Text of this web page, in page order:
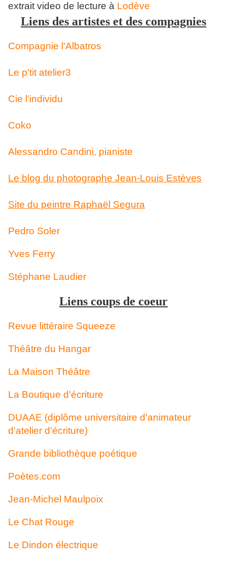
extrait video de lecture à Lodève
Liens des artistes et des compagnies
Compagnie l'Albatros
Le p'tit atelier3
Cie l'individu
Coko
Alessandro Candini, pianiste
Le blog du photographe Jean-Louis Estèves
Site du peintre Raphaël Segura
Pedro Soler
Yves Ferry
Stéphane Laudier
Liens coups de coeur
Revue littéraire Squeeze
Théâtre du Hangar
La Maison Théâtre
La Boutique d'écriture
DUAAE (diplôme universitaire d'animateur
d'atelier d'écriture)
Grande bibliothèque poétique
Poètes.com
Jean-Michel Maulpoix
Le Chat Rouge
Le Dindon électrique